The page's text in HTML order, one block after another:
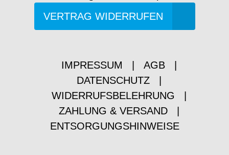
VERTRAG WIDERRUFEN
IMPRESSUM AGB
DATENSCHUTZ
WIDERRUFSBELEHRUNG
ZAHLUNG & VERSAND
ENTSORGUNGSHINWEISE